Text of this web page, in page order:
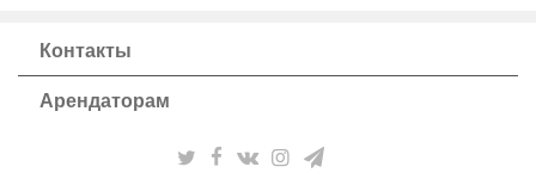
Контакты
Арендаторам